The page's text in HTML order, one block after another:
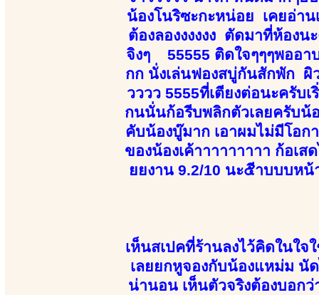
น้องโนริซะกะหน่อย เคยอ่า
ต้องลองงงงงง ตัดมาที่ห้อง
จิงๆ 55555 ติดใจๆๆๆพออ
กก นั่งเล่นฟองสบู่กันสักพัก ผิ
วววว 5555ที่เตียงต่อนะครั
กนนั่นก้อรีบพลิกตัวเลยครับน้
คับน้องบู๊มาก เอาผมไม่มีโอก
ของน้องเค้าาาาาาาาา ก้อเ
ยยงาน 9.2/10 นะ๕ีาบบบหน้
เห็นสเปคที่ร้านลงไว้คิดในใจ
เลยยกหูจองกับน้องแหม่ม นั
น่านอน เห็นตัวจริงต้องบอก